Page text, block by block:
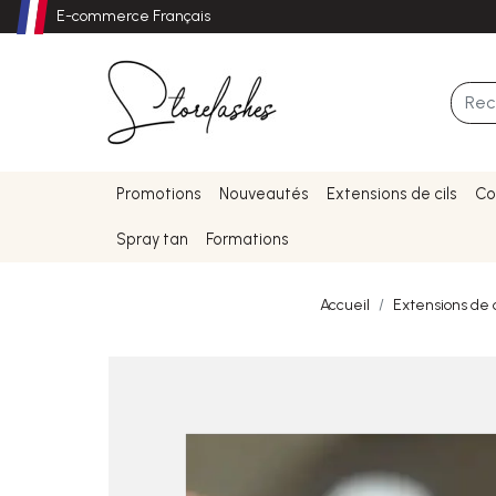
E-commerce Français
Promotions Nouveautés Extensions de cils
Spray tan Formations
Accueil Extensions de